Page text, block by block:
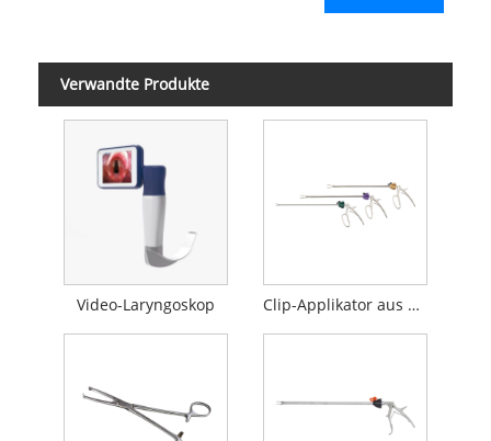
Verwandte Produkte
Video-Laryngoskop Clip-Applikator aus Kunststoff